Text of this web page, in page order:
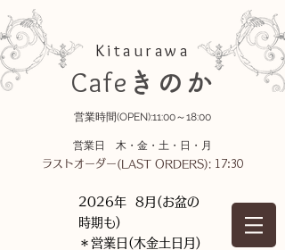
Kitaurawa
Cafe きのか
営業時間(OPEN):11:00～18:00
営業日 木・金・土・日・月
ラストオーダー(LAST ORDERS): 17:30
2026年 8月(お盆の
時期も)
＊営業日(木金土日月)